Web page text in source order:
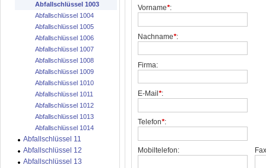
Vorname*:
Nachname*:
Firma:
E-Mail *:
Telefon*:
Mobiltelefon:
Abfallschlüssel 1003
Abfallschlüssel 1004
Abfallschlüssel 1005
Abfallschlüssel 1006
Abfallschlüssel 1007
Abfallschlüssel 1008
Abfallschlüssel 1009
Abfallschlüssel 1010
Abfallschlüssel 1011
Abfallschlüssel 1012
Abfallschlüssel 1013
Abfallschlüssel 1014
Abfallschlüssel 11
Abfallschlüssel 12
Abfallschlüssel 13